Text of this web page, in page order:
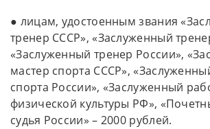
● лицам, удостоенным звания
тренер СССР», «Заслуженный
«Заслуженный тренер России»,
мастер спорта СССР»,
спорта России», «Заслуженный
физической культуры РФ»,
судья России» – 2000 рублей.